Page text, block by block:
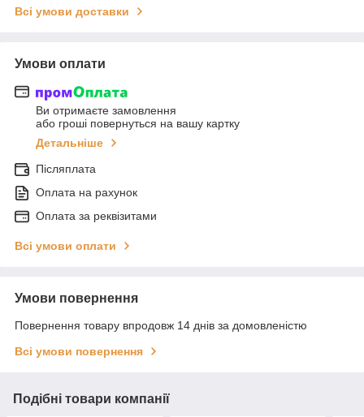
Всі умови доставки
Умови оплати
Ви отримаєте замовлення
або гроші повернуться на вашу картку
Детальніше
Післяплата
Оплата на рахунок
Оплата за реквізитами
Всі умови оплати
Умови повернення
Повернення товару впродовж 14 днів за домовленістю
Всі умови повернення
Подібні товари компанії